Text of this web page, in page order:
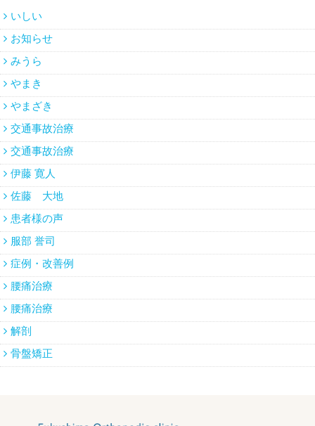
いしい
お知らせ
みうら
やまき
やまざき
交通事故治療
交通事故治療
伊藤 寛人
佐藤 大地
患者様の声
服部 誉司
症例・改善例
腰痛治療
腰痛治療
解剖
骨盤矯正